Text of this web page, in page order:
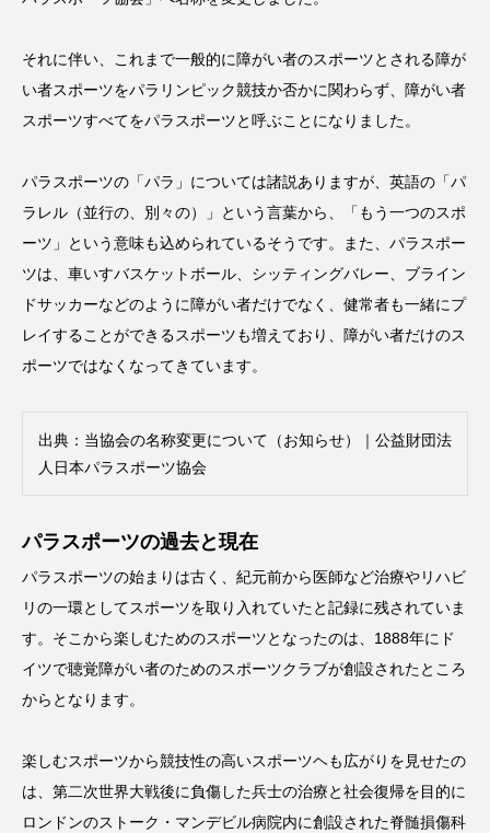
それに伴い、これまで一般的に障がい者のスポーツとされる障が
い者スポーツをパラリンピック競技か否かに関わらず、障がい者
スポーツすべてをパラスポーツと呼ぶことになりました。
パラスポーツの「パラ」については諸説ありますが、英語の「パ
ラレル（並行の、別々の）」という言葉から、「もう一つのスポ
ーツ」という意味も込められているそうです。また、パラスポー
ツは、車いすバスケットボール、シッティングバレー、ブライン
ドサッカーなどのように障がい者だけでなく、健常者も一緒にプ
レイすることができるスポーツも増えており、障がい者だけのス
ポーツではなくなってきています。
出典： 当協会の名称変更について（お知らせ）｜公益財団法
人日本パラスポーツ協会
パラスポーツの過去と現在
パラスポーツの始まりは古く、紀元前から医師など治療やリハビ
リの一環としてスポーツを取り入れていたと記録に残されていま
す。そこから楽しむためのスポーツとなったのは、1888年にド
イツで​​聴覚障がい者のためのスポーツクラブが創設されたところ
からとなります。
楽しむスポーツから競技性の高いスポーツヘも広がりを見せたの
は、第二次世界大戦後に負傷した兵士の治療と社会復帰を目的に
ロンドンの​​ストーク・マンデビル病院内に創設された脊髄損傷科